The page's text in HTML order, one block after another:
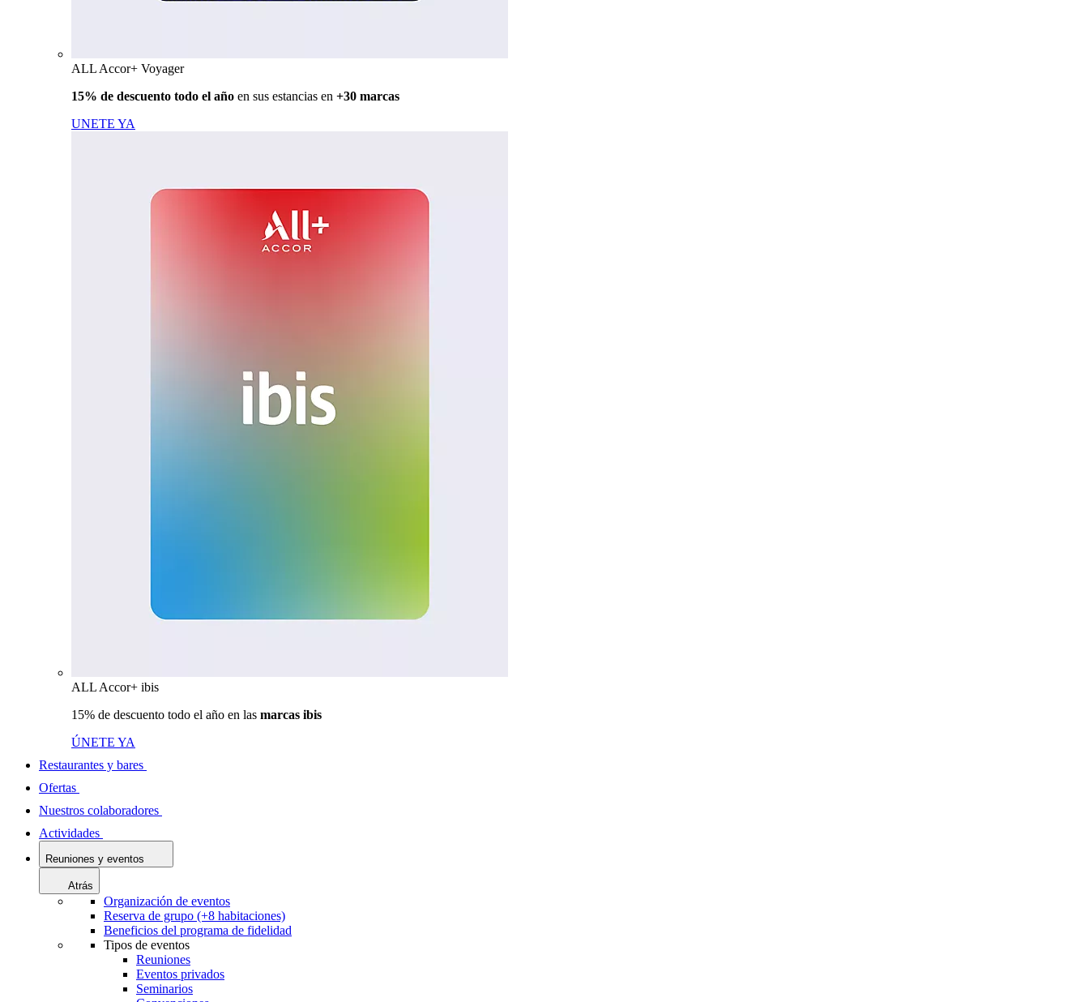
ALL Accor+ Voyager
15% de descuento todo el año en sus estancias en +30 marcas
UNETE YA
ALL Accor+ ibis
15% de descuento todo el año en las marcas ibis
ÚNETE YA
Restaurantes y bares
Ofertas
Nuestros colaboradores
Actividades
Reuniones y eventos
Atrás
Organización de eventos
Reserva de grupo (+8 habitaciones)
Beneficios del programa de fidelidad
Tipos de eventos
Reuniones
Eventos privados
Seminarios